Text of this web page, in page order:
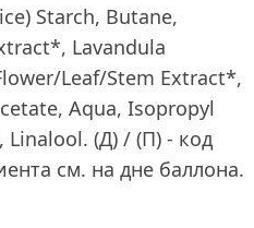
Starch, Butane,
Lavandula
Leaf/Stem Extract*,
Aqua, Isopropyl
Linalool. (Д) / (П) - код
см. на дне баллона.